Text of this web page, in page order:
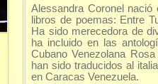
Alessandra Coronel nació
libros de poemas: Entre
Ha sido merecedora de
ha incluido en las
Cubano Venezolana
han sido traducidos al
en Caracas Venezuela.